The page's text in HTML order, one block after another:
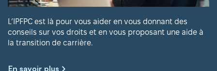
L’IPFPC est là pour vous aider en vous donnant des
conseils sur vos droits et en vous proposant une aide à
la transition de carrière.
En savoir plus